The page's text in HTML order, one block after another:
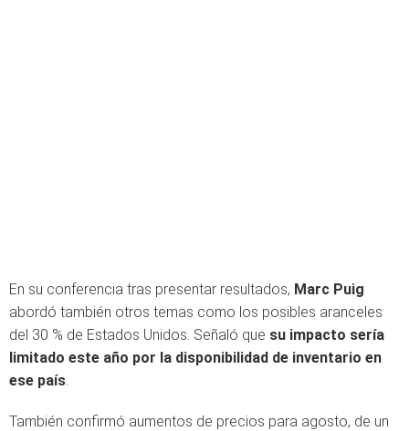
En su conferencia tras presentar resultados, Marc Puig
abordó también otros temas como los posibles aranceles
del 30 % de Estados Unidos. Señaló que su impacto sería
limitado este año por la disponibilidad de inventario en
ese país.
También confirmó aumentos de precios para agosto, de un